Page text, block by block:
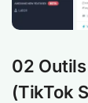
02
(TikTok